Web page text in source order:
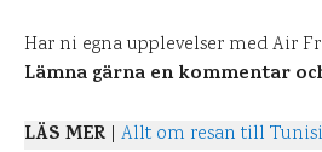
Har ni egna upplevelser med Air
Lämna gärna en kommentar
LÄS MER | Allt om resan till